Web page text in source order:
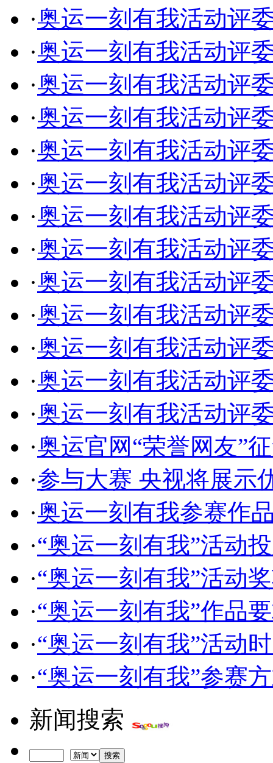
·奥运一刻有我活动评
·奥运一刻有我活动评
·奥运一刻有我活动评
·奥运一刻有我活动评
·奥运一刻有我活动评
·奥运一刻有我活动评
·奥运一刻有我活动评
·奥运一刻有我活动评
·奥运一刻有我活动评
·奥运一刻有我活动评
·奥运一刻有我活动评
·奥运一刻有我活动评
·奥运一刻有我活动评
·奥运官网“荣誉网友”
·参与大赛 央视将展示
·奥运一刻有我参赛作
·“奥运一刻有我”活动
·“奥运一刻有我”活动
·“奥运一刻有我”作品
·“奥运一刻有我”活动
·“奥运一刻有我”参赛
新闻搜索